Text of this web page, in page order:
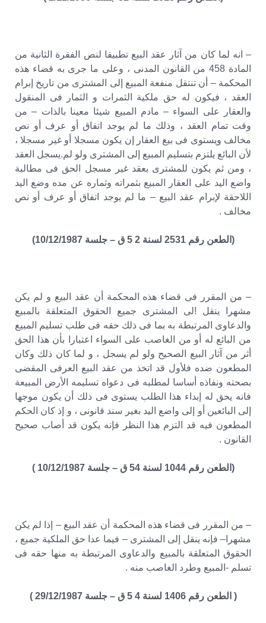
– انه لما كان من آثار عقد البيع تطبيقا لنص الفقرة الثانية من
المادة 458 من القانون المدنى ، وعلى ما جرى به قضاء هذه
المحكمة – أن تنتقل منفعة المبيع إلى المشترى من تاريخ إبرام
العقد ، فيكون له حق ملكية الثمرات و الثمار فى المنقول
والعقار على السواء – مادم المبيع شيئا معينا بالذات – من
وقت تمام العقد ، وذلك ما لم يوجد اتفاق أو عرف أو نص
مخالف ويستوى فى بيع العقار إن يكون مسجلا أو غير مسجلا ،
لأن البائع يلتزم بتسليم المبيع إلى المشترى ولو لم.يسجل العقد
، ومن ثم يكون للمشترى بعقد غير مسجل الحق فى مطالبة
واضع اليد على العقار المبيع بثمراته وثماره عن مده وضع اليد
اللاحقة لإبرام عقد البيع – ما لم يوجد اتفاق أو عرف أو نص
مخالف .
(الطعن رقم 2531 لسنة 2 5 ق – جلسة 10/12/1987)
– من المقرر فى قضاء هذه المحكمة أن عقد البيع و لم يكن
مشهرا ينقل !لى المشترى جميع الحقوق المتعلقة بالمبيع
والدعاوى المرتبطة به بما فى ذلك حقه فى طلب تسليم المبيع
من البائع له أو من الغاصب على السواء اعتبارا بأن هذا الحق
أثر من آثار البيع الصحيح ولو لم يسجل ، و لما كان ذلك وكان
المطعون ضده فلأول قد اتخذ من عقد البيع العرفى المقضى
بصحته ونفاذه أساسا لمطلبه فى دعواه تسليمه الأرض المبيعة
فانه يحق له إبداء هذا الطلب يستوى فى ذلك أن يكون موجها
إلى البائعين أو إلى واضع اليد بغير سند قانونى ، و إذ كان الحكم
المطعون فيه قد التزم هذا النظر فإنه يكون قد أصاب صحيح
القانون .
(الطعن رقم 1044 لسنة 54 ق – جلسة 10/12/1987 )
– من المقرر فى قضاء هذه المحكمة أن عقد البيع – إذا لم يكن
مشهرا– فإنه ينقل إلى المشترى – فيما عدا حق الملكية جميع ،
الحقوق المتعلقة بالمبيع والدعاوى المرتبطة به منها حقه فى
تسلم -المبيع وطرد الغاصب منه .
( الطعن رقم 1406 لسنة 4 5 ق – جلسة 29/12/1987 )